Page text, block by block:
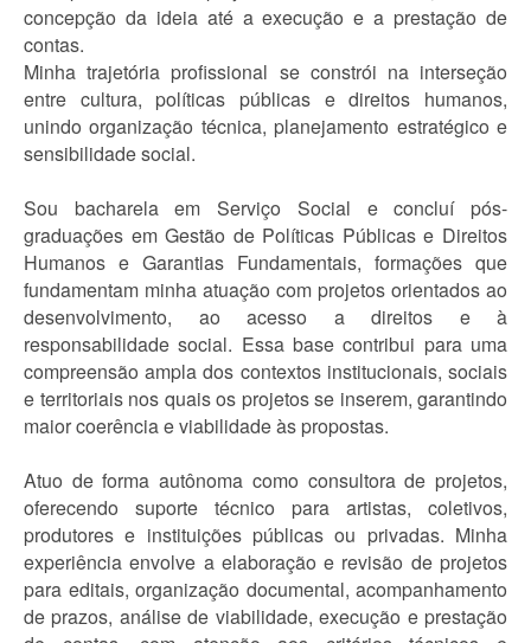
concepção da ideia até a execução e a prestação de
contas.
Minha trajetória profissional se constrói na interseção
entre cultura, políticas públicas e direitos humanos,
unindo organização técnica, planejamento estratégico e
sensibilidade social.
Sou bacharela em Serviço Social e concluí pós-
graduações em Gestão de Políticas Públicas e Direitos
Humanos e Garantias Fundamentais, formações que
fundamentam minha atuação com projetos orientados ao
desenvolvimento, ao acesso a direitos e à
responsabilidade social. Essa base contribui para uma
compreensão ampla dos contextos institucionais, sociais
e territoriais nos quais os projetos se inserem, garantindo
maior coerência e viabilidade às propostas.
Atuo de forma autônoma como consultora de projetos,
oferecendo suporte técnico para artistas, coletivos,
produtores e instituições públicas ou privadas. Minha
experiência envolve a elaboração e revisão de projetos
para editais, organização documental, acompanhamento
de prazos, análise de viabilidade, execução e prestação